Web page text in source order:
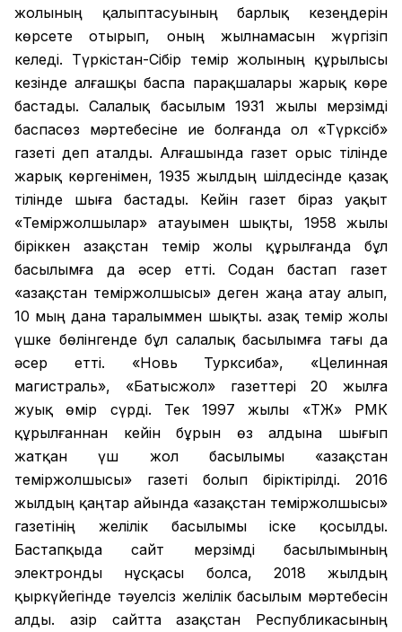
жолының қалыптасуының барлық кезеңдерін
көрсете отырып, оның жылнамасын жүргізіп
келеді. Түркістан-Сібір темір жолының құрылысы
кезінде алғашқы баспа парақшалары жарық көре
бастады. Салалық басылым 1931 жылы мерзімді
баспасөз мәртебесіне ие болғанда ол «Түрксіб»
газеті деп аталды. Алғашында газет орыс тілінде
жарық көргенімен, 1935 жылдың шілдесінде қазақ
тілінде шыға бастады. Кейін газет біраз уақыт
«Теміржолшылар» атауымен шықты, 1958 жылы
біріккен Қазақстан темір жолы құрылғанда бұл
басылымға да әсер етті. Содан бастап газет
«Қазақстан теміржолшысы» деген жаңа атау алып,
10 мың дана таралыммен шықты. Қазақ темір жолы
үшке бөлінгенде бұл салалық басылымға тағы да
әсер етті. «Новь Турксиба», «Целинная
магистраль», «Батысжол» газеттері 20 жылға
жуық өмір сүрді. Тек 1997 жылы «ҚТЖ» РМК
құрылғаннан кейін бұрын өз алдына шығып
жатқан үш жол басылымы «Қазақстан
теміржолшысы» газеті болып біріктірілді. 2016
жылдың қаңтар айында «Қазақстан теміржолшысы»
газетінің желілік басылымы іске қосылды.
Бастапқыда сайт мерзімді басылымының
электронды нұсқасы болса, 2018 жылдың
қыркүйегінде тәуелсіз желілік басылым мәртебесін
алды. Қазір сайтта Қазақстан Республикасының